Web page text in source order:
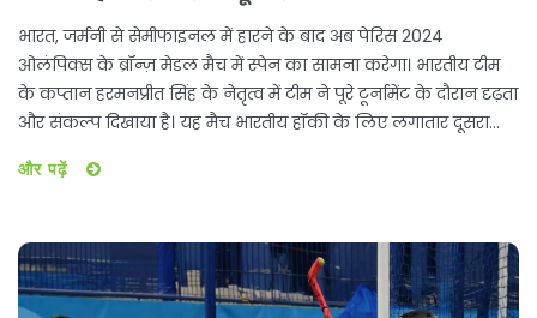
भारत, जर्मनी से सेमीफाइनल में हारने के बाद अब पेरिस 2024
ओलंपिक्स के ब्रॉन्ज़ मेडल मैच में स्पेन का सामना करेगा। भारतीय टीम
के कप्तान हरमनप्रीत सिंह के नेतृत्व में टीम ने पूरे टूर्नामेंट के दौरान दृढ़ता
और संकल्प दिखाया है। यह मैच भारतीय हॉकी के लिए लगातार दूसरा
और पढ़ें